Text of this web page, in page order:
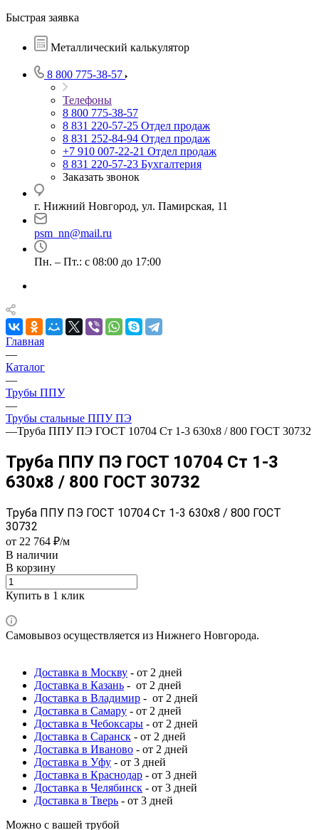
Быстрая заявка
Металлический калькулятор
8 800 775-38-57
Телефоны
8 800 775-38-57
8 831 220-57-25 Отдел продаж
8 831 252-84-94 Отдел продаж
+7 910 007-22-21 Отдел продаж
8 831 220-57-23 Бухгалтерия
Заказать звонок
г. Нижний Новгород, ул. Памирская, 11
psm_nn@mail.ru
Пн. – Пт.: с 08:00 до 17:00
Главная
—
Каталог
—
Трубы ППУ
—
Трубы стальные ППУ ПЭ
—Труба ППУ ПЭ ГОСТ 10704 Ст 1-3 630x8 / 800 ГОСТ 30732
Труба ППУ ПЭ ГОСТ 10704 Ст 1-3
630x8 / 800 ГОСТ 30732
Труба ППУ ПЭ ГОСТ 10704 Ст 1-3 630x8 / 800 ГОСТ
30732
от 22 764 ₽/м
В наличии
В корзину
Купить в 1 клик
Самовывоз осуществляется из Нижнего Новгорода.
Доставка в Москву - от 2 дней
Доставка в Казань - от 2 дней
Доставка в Владимир - от 2 дней
Доставка в Самару - от 2 дней
Доставка в Чебоксары - от 2 дней
Доставка в Саранск - от 2 дней
Доставка в Иваново - от 2 дней
Доставка в Уфу - от 3 дней
Доставка в Краснодар - от 3 дней
Доставка в Челябинск - от 3 дней
Доставка в Тверь - от 3 дней
Можно с вашей трубой